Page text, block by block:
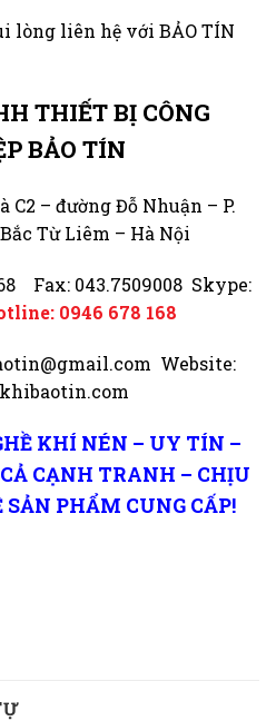
lòng liên hệ với BẢO TÍN
THIẾT BỊ CÔNG
BẢO TÍN
C2 – đường Đỗ Nhuận – P.
Từ Liêm – Hà Nội
Fax: 043.7509008 Skype:
0946 678 168
Website:
KHÍ NÉN – UY TÍN –
CẠNH TRANH – CHỊU
PHẨM CUNG CẤP!